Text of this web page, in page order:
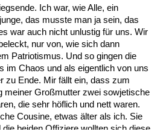
Ich war, wie Alle, ein
das musste man ja sein, das
war auch nicht unlustig für uns. Wir
nur von, wie sich dann
Patriotismus. Und so gingen die
im Chaos und als eigentlich von uns
zu Ende. Mir fällt ein, dass zum
meiner Großmutter zwei sowjetische
die sehr höflich und nett waren.
Cousine, etwas älter als ich. Sie
beiden Offiziere wollten sich diese